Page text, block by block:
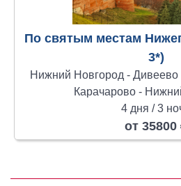
По святым местам
3*)
Нижний Новгород -
Карачарово -
4 дня / 3
от 35800